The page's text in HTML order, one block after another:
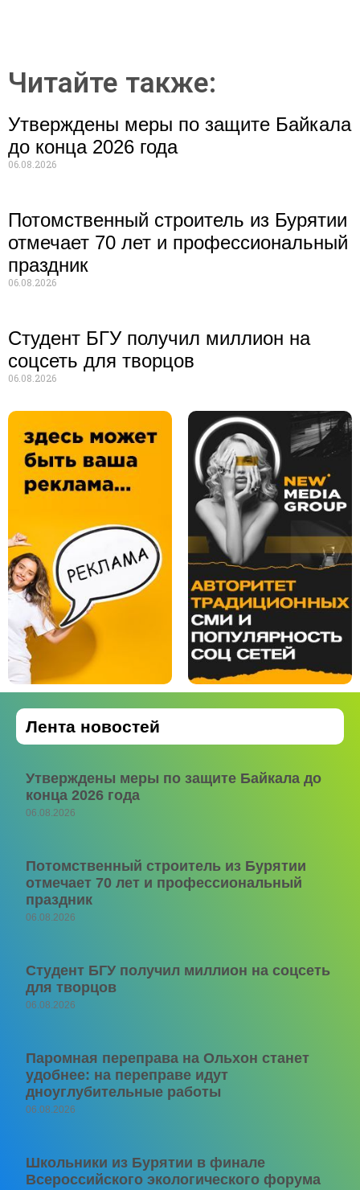
Читайте также:
Утверждены меры по защите Байкала
до конца 2026 года
06.08.2026
Потомственный строитель из Бурятии
отмечает 70 лет и профессиональный
праздник
06.08.2026
Студент БГУ получил миллион на
соцсеть для творцов
06.08.2026
Лента новостей
Утверждены меры по защите Байкала до
конца 2026 года
06.08.2026
Потомственный строитель из Бурятии
отмечает 70 лет и профессиональный
праздник
06.08.2026
Студент БГУ получил миллион на соцсеть
для творцов
06.08.2026
Паромная переправа на Ольхон станет
удобнее: на переправе идут
дноуглубительные работы
06.08.2026
Школьники из Бурятии в финале
Всероссийского экологического форума